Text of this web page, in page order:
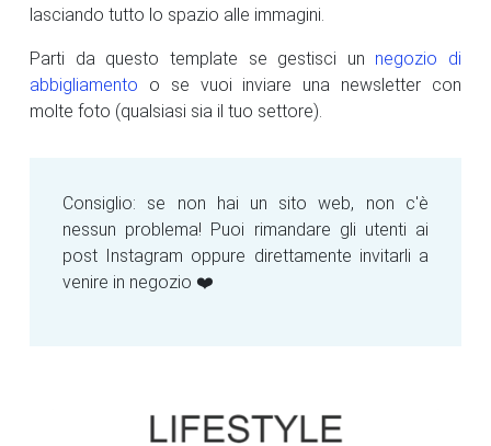
lasciando tutto lo spazio alle immagini.
Parti da questo template se gestisci un negozio di
abbigliamento o se vuoi inviare una newsletter con
molte foto (qualsiasi sia il tuo settore).
Consiglio: se non hai un sito web, non c'è
nessun problema! Puoi rimandare gli utenti ai
post Instagram oppure direttamente invitarli a
venire in negozio ❤️